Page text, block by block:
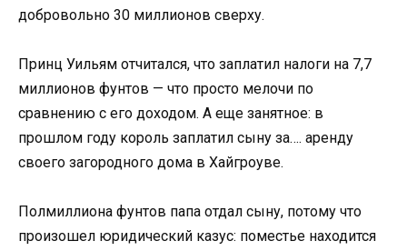
добровольно 30 миллионов сверху.
Принц Уильям отчитался, что заплатил налоги на 7,7
миллионов фунтов — что просто мелочи по
сравнению с его доходом. А еще занятное: в
прошлом году король заплатил сыну за…. аренду
своего загородного дома в Хайгроуве.
Полмиллиона фунтов папа отдал сыну, потому что
произошел юридический казус: поместье находится